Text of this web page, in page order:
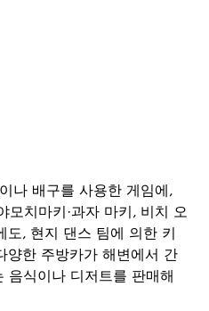
나 배구를 사용한 게임에,
모치마키·과자 마키, 비치 오
도, 현지 댄스 팀에 의한 키
양한 주방카가 해변에서 간
음식이나 디저트를 판매해